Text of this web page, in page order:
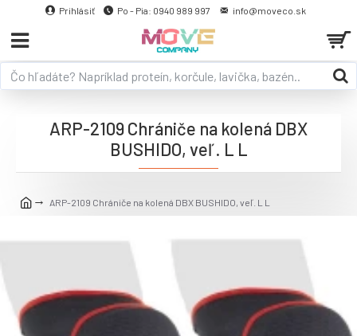
Prihlásiť Po - Pia: 0940 989 997 info@moveco.sk
ARP-2109 Chrániče na kolená DBX BUSHIDO, veľ. L L
ARP-2109 Chrániče na kolená DBX
BUSHIDO, veľ. L L